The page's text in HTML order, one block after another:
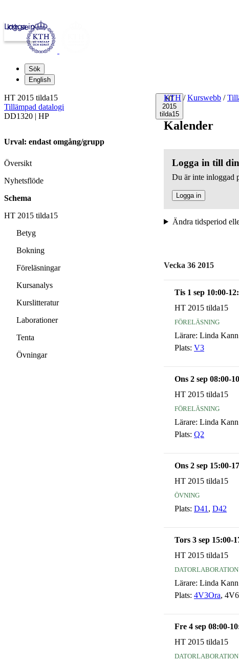
kth.se
Logga in
Sök
English
HT
2015
tilda15
KTH / Kurswebb /
Kalender
Logga in till
Du är inte inloggad
Logga in
Ändra tidsperiod
Vecka 36 2015
Tis 1 sep 10:00-
HT 2015 tilda15
föreläsning
Lärare: Linda Kann
Plats: V3
Ons 2 sep 08:00-
HT 2015 tilda15
föreläsning
Lärare: Linda Kann
Plats: Q2
Ons 2 sep 15:00-
HT 2015 tilda15
övning
Plats: D41 , D42
Tors 3 sep 15:00-
HT 2015 tilda15
datorlaboration
Lärare: Linda Kann
Plats: 4V3Ora,
Fre 4 sep 08:00-
HT 2015 tilda15
datorlaboration
HT 2015 tilda15
Tillämpad datalogi
DD1320 | HP
Urval: endast omgång/grupp
Översikt
Nyhetsflöde
Schema
HT 2015 tilda15
Betyg
Bokning
Föreläsningar
Kursanalys
Kurslitteratur
Laborationer
Tenta
Övningar